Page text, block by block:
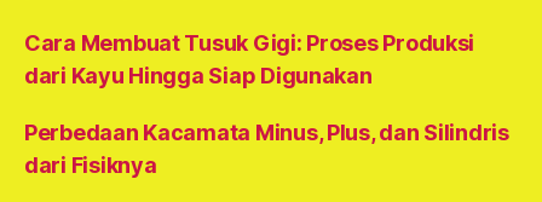
Cara Membuat Tusuk Gigi: Proses Produksi
dari Kayu Hingga Siap Digunakan
Perbedaan Kacamata Minus, Plus, dan Silindris
dari Fisiknya